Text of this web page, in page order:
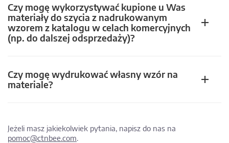
Czy mogę wykorzystywać kupione u Was
materiały do szycia z nadrukowanym
wzorem z katalogu w celach komercyjnych
(np. do dalszej odsprzedaży)?
Czy mogę wydrukować własny wzór na
materiale?
Jeżeli masz jakiekolwiek pytania, napisz do nas na
pomoc@ctnbee.com.